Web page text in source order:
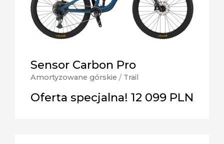
Sensor Carbon Pro
Amortyzowane górskie / Trail
Oferta specjalna! 12 099 PLN